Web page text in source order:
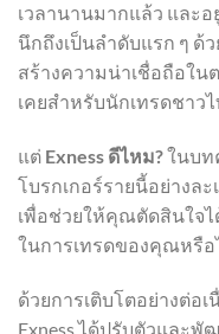
เวลานานมากแล้ว และอ
นึกถึงเป็นลำดับแรก ๆ ด้
สร้างความน่าเชื่อถือใน
เคยสำหรับนักเทรดชาว
แต่ Exness ดีไหม?ในบท
โบรกเกอร์รายนี้อย่างล
เพื่อช่วยให้คุณตัดสินใจไ
ในการเทรดของคุณหรือ
ด้วยการเติบโตอย่างต่อ
Exness ได้ปรับตัวและ